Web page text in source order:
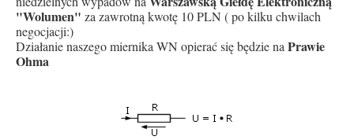
"Wolumen" za zawrotną kwotę 10 PLN ( po kilku chwilach
negocjacji:)
Działanie naszego miernika WN opierać się będzie na Prawie
Ohma